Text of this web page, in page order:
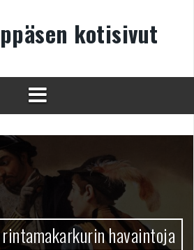
kotisivut
havaintoja